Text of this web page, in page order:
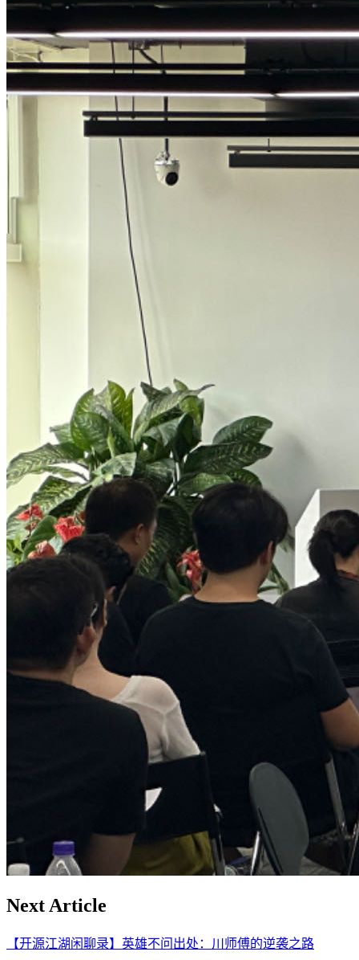
Next Article
【开源江湖闲聊录】英雄不问出处：川师傅的逆袭之路